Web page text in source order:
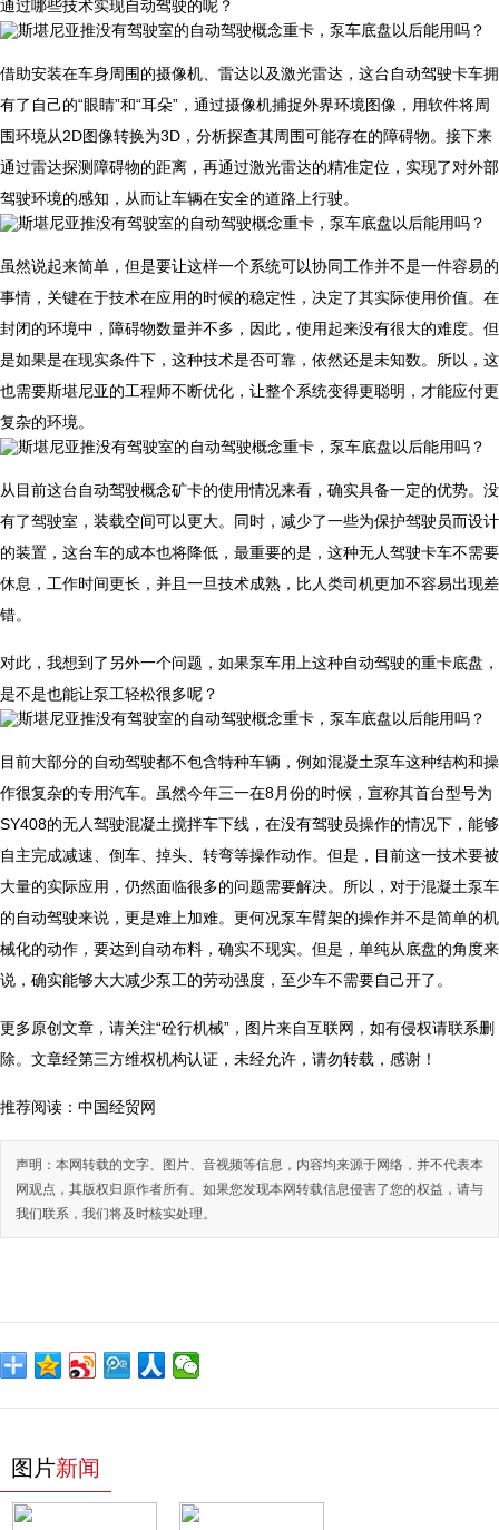
通过哪些技术实现自动驾驶的呢？
​借助安装在车身周围的摄像机、雷达以及激光雷达，这台自动驾驶卡车拥
有了自己的“眼睛”和“耳朵”，通过摄像机捕捉外界环境图像，用软件将周
围环境从2D图像转换为3D，分析探查其周围可能存在的障碍物。接下来
通过雷达探测障碍物的距离，再通过激光雷达的精准定位，实现了对外部
驾驶环境的感知，从而让车辆在安全的道路上行驶。
​虽然说起来简单，但是要让这样一个系统可以协同工作并不是一件容易的
事情，关键在于技术在应用的时候的稳定性，决定了其实际使用价值。在
封闭的环境中，障碍物数量并不多，因此，使用起来没有很大的难度。但
是如果是在现实条件下，这种技术是否可靠，依然还是未知数。所以，这
也需要斯堪尼亚的工程师不断优化，让整个系统变得更聪明，才能应付更
复杂的环境。
​从目前这台自动驾驶概念矿卡的使用情况来看，确实具备一定的优势。没
有了驾驶室，装载空间可以更大。同时，减少了一些为保护驾驶员而设计
的装置，这台车的成本也将降低，最重要的是，这种无人驾驶卡车不需要
休息，工作时间更长，并且一旦技术成熟，比人类司机更加不容易出现差
错。
对此，我想到了另外一个问题，如果泵车用上这种自动驾驶的重卡底盘，
是不是也能让泵工轻松很多呢？
​目前大部分的自动驾驶都不包含特种车辆，例如混凝土泵车这种结构和操
作很复杂的专用汽车。虽然今年三一在8月份的时候，宣称其首台型号为
SY408的无人驾驶混凝土搅拌车下线，在没有驾驶员操作的情况下，能够
自主完成减速、倒车、掉头、转弯等操作动作。但是，目前这一技术要被
大量的实际应用，仍然面临很多的问题需要解决。所以，对于混凝土泵车
的自动驾驶来说，更是难上加难。更何况泵车臂架的操作并不是简单的机
械化的动作，要达到自动布料，确实不现实。但是，单纯从底盘的角度来
说，确实能够大大减少泵工的劳动强度，至少车不需要自己开了。
更多原创文章，请关注“砼行机械”，图片来自互联网，如有侵权请联系删
除。文章经第三方维权机构认证，未经允许，请勿转载，感谢！
推荐阅读： 中国经贸网
声明：本网转载的文字、图片、音视频等信息，内容均来源于网络，并不代表本
网观点，其版权归原作者所有。如果您发现本网转载信息侵害了您的权益，请与
我们联系，我们将及时核实处理。
图片新闻